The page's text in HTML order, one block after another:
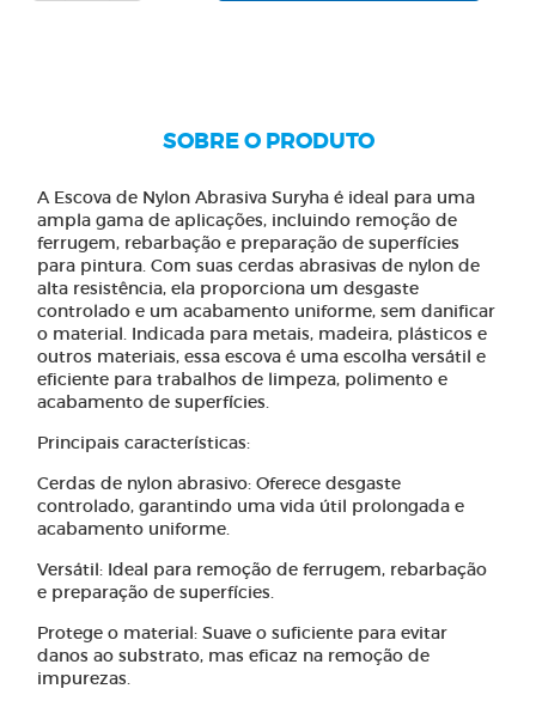
SOBRE O PRODUTO
A Escova de Nylon Abrasiva Suryha é ideal para uma
ampla gama de aplicações, incluindo remoção de
ferrugem, rebarbação e preparação de superfícies
para pintura. Com suas cerdas abrasivas de nylon de
alta resistência, ela proporciona um desgaste
controlado e um acabamento uniforme, sem danificar
o material. Indicada para metais, madeira, plásticos e
outros materiais, essa escova é uma escolha versátil e
eficiente para trabalhos de limpeza, polimento e
acabamento de superfícies.
Principais características:
Cerdas de nylon abrasivo: Oferece desgaste
controlado, garantindo uma vida útil prolongada e
acabamento uniforme.
Versátil: Ideal para remoção de ferrugem, rebarbação
e preparação de superfícies.
Protege o material: Suave o suficiente para evitar
danos ao substrato, mas eficaz na remoção de
impurezas.